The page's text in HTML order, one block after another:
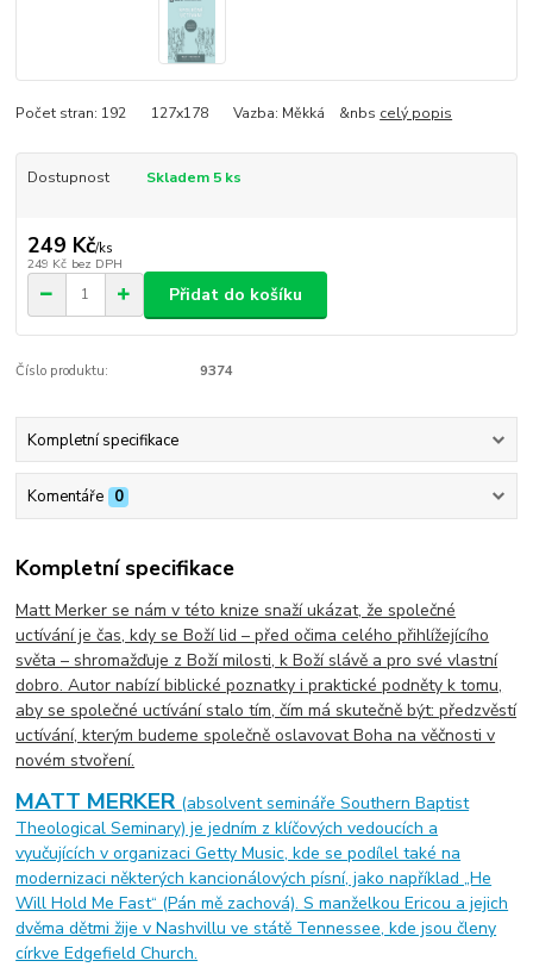
Počet stran: 192 127x178 Vazba: Měkká &nbs celý popis
Dostupnost Skladem 5 ks
249 Kč/ks
249 Kč bez DPH
Přidat do košíku
Číslo produktu: 9374
Kompletní specifikace
Komentáře 0
Kompletní specifikace
Matt Merker se nám v této knize snaží ukázat, že společné
uctívání je čas, kdy se Boží lid – před očima celého přihlížejícího
světa – shromažďuje z Boží milosti, k Boží slávě a pro své vlastní
dobro. Autor nabízí biblické poznatky i praktické podněty k tomu,
aby se společné uctívání stalo tím, čím má skutečně být: předzvěstí
uctívání, kterým budeme společně oslavovat Boha na věčnosti v
novém stvoření.
MATT MERKER(absolvent semináře Southern Baptist
Theological Seminary) je jedním z klíčových vedoucích a
vyučujících v organizaci Getty Music, kde se podílel také na
modernizaci některých kancionálových písní, jako například „He
Will Hold Me Fast“ (Pán mě zachová). S manželkou Ericou a jejich
dvěma dětmi žije v Nashvillu ve státě Tennessee, kde jsou členy
církve Edgefield Church.